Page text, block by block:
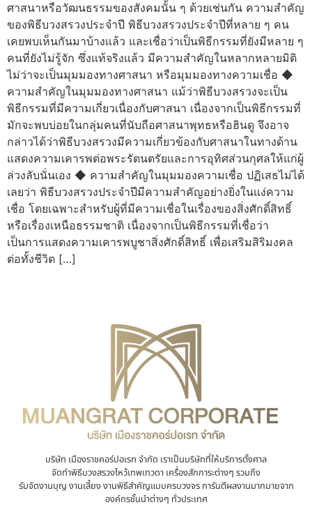
ศาสนาหรือวัฒนธรรมของสังคมนั้น ๆ ด้วยเช่นกัน ความสำคัญ
ของพิธีบวงสรวงประจำปี พิธีบวงสรวงประจำปีที่หลาย ๆ คน
เคยพบเห็นกันมาบ้างแล้ว และเชื่อว่าเป็นพิธีกรรมที่ยังมีหลาย ๆ
คนที่ยังไม่รู้จัก ซึ่งแท้จริงแล้ว มีความสำคัญในหลากหลายมิติ
ไม่ว่าจะเป็นมุมมองทางศาสนา หรือมุมมองทางความเชื่อ ◆
ความสำคัญในมุมมองทางศาสนา แม้ว่าพิธีบวงสรวงจะเป็น
พิธีกรรมที่มีความเกี่ยวเนื่องกับศาสนา เนื่องจากเป็นพิธีกรรมที่
มักจะพบบ่อยในกลุ่มคนที่นับถือศาสนาพุทธหรือฮินดู จึงอาจ
กล่าวได้ว่าพิธีบวงสรวงมีความเกี่ยวข้องกับศาสนาในทางด้าน
แสดงความเคารพต่อพระรัตนตรัยและการอุทิศส่วนกุศลให้แก่ผู้
ล่วงลับนั่นเอง ◆ ความสำคัญในมุมมองความเชื่อ ปฏิเสธไม่ได้
เลยว่า พิธีบวงสรวงประจำปีมีความสำคัญอย่างยิ่งในแง่ความ
เชื่อ โดยเฉพาะสำหรับผู้ที่มีความเชื่อในเรื่องของสิ่งศักดิ์สิทธิ์
หรือเรื่องเหนือธรรมชาติ เนื่องจากเป็นพิธีกรรมที่เชื่อว่า
เป็นการแสดงความเคารพบูชาสิ่งศักดิ์สิทธิ์ เพื่อเสริมสิริมงคล
ต่อทั้งชีวิต […]
บริษัท เมืองราชคอร์ปอเรท จำกัด เราเป็นบริษัทที่ให้บริการตั้งศาล
จัดทำพิธีบวงสรวงไหว้เทพเทวดา เครื่องสักการะต่างๆ รวมถึง
รับจัดงานบุญ งานเลี้ยง งานพิธีสำคัญแบบครบวงจร การันตีผลงานมากมายจาก
องค์กรชั้นนำต่างๆ ทั่วประเทศ